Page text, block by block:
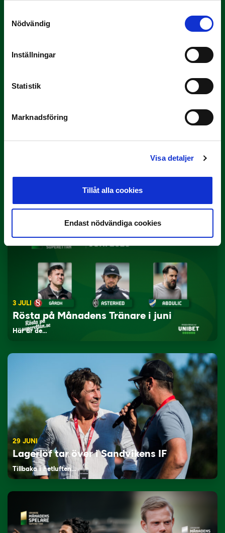
Nödvändig
Inställningar
Statistik
Marknadsföring
Visa detaljer
Tillåt alla cookies
Endast nödvändiga cookies
Han gjorde Månadens Mål i juni: ”En
Slog till i…
Rösta på Månadens Spelare i juni
3 JULI
Rösta på Månadens Tränare i juni
Här är de…
29 JUNI
Lagerlöf tar över i Sandvikens IF
Tillbaka i hetluften…